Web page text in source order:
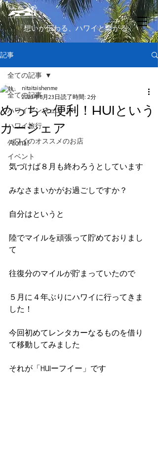
​「想いが伝わる、ハワイと繋がる」
記事
全ての記事
ハワイアンジュエリー
ハワイ旅行
ハワイのオススメのお店
イベント
全ての記事
めっちゃ便利！HUIという
カーシェア
nitaitaishenme
2023年8月23日 読了時間: 2分
Aloha!
気づけば８月も終わろうとしています
みなさまいかがお過ごしですか？
自分はというと
陸でマイルを頑張って貯めておりまし
て
往復分のマイルが貯まっていたので
５月に４年ぶりにハワイに行ってきま
した！
今回初めてレンタカーなるものを借り
て移動してみました
それが「HUIーフイー」です